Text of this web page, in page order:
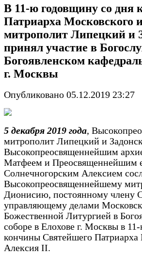
В 11-ю годовщину со дня
Патриарха Московского
митрополит Липецкий и
принял участие в
Богоявленском
г. Москвы
Опубликовано 05.12.2019 23:27
5 декабря 2019 года,
митрополит Липецкий и
Высокопреосвященнейшим
Матфеем и Преосвященнейшим
Солнечногорским Алексием
Высокопреосвященнейшему
Дионисию, постоянному члену
управляющему делами
Божественной Литургией в
соборе в Елохове г. Москвы в
кончины Святейшего Патриарха
Алексия II.